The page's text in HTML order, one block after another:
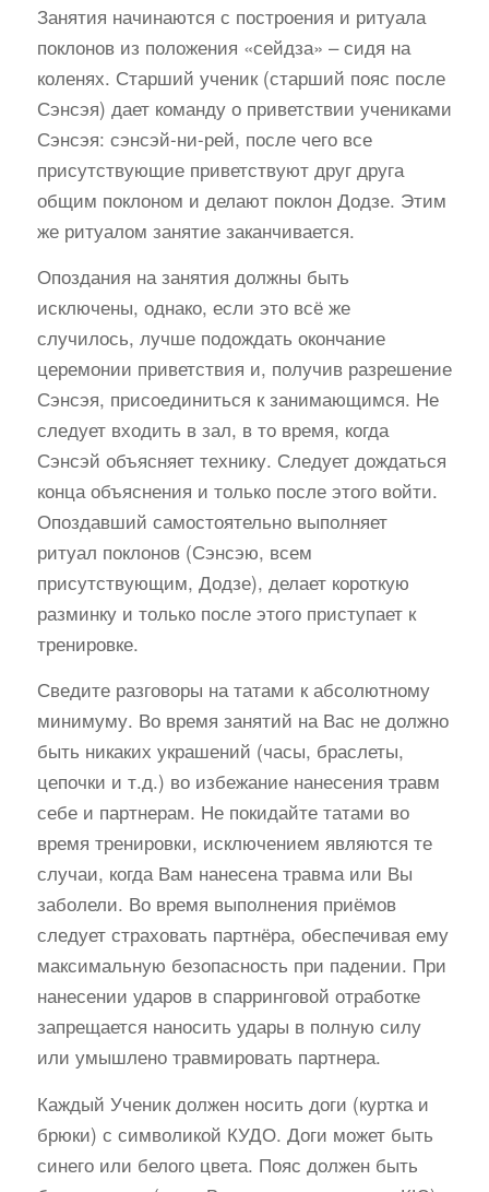
Занятия начинаются с построения и ритуала
поклонов из положения «сейдза» – сидя на
коленях. Старший ученик (старший пояс после
Сэнсэя) дает команду о приветствии учениками
Сэнсэя: сэнсэй-ни-рей, после чего все
присутствующие приветствуют друг друга
общим поклоном и делают поклон Додзе. Этим
же ритуалом занятие заканчивается.
Опоздания на занятия должны быть
исключены, однако, если это всё же
случилось, лучше подождать окончание
церемонии приветствия и, получив разрешение
Сэнсэя, присоединиться к занимающимся. Не
следует входить в зал, в то время, когда
Сэнсэй объясняет технику. Следует дождаться
конца объяснения и только после этого войти.
Опоздавший самостоятельно выполняет
ритуал поклонов (Сэнсэю, всем
присутствующим, Додзе), делает короткую
разминку и только после этого приступает к
тренировке.
Сведите разговоры на татами к абсолютному
минимуму. Во время занятий на Вас не должно
быть никаких украшений (часы, браслеты,
цепочки и т.д.) во избежание нанесения травм
себе и партнерам. Не покидайте татами во
время тренировки, исключением являются те
случаи, когда Вам нанесена травма или Вы
заболели. Во время выполнения приёмов
следует страховать партнёра, обеспечивая ему
максимальную безопасность при падении. При
нанесении ударов в спарринговой отработке
запрещается наносить удары в полную силу
или умышлено травмировать партнера.
Каждый Ученик должен носить доги (куртка и
брюки) с символикой КУДО. Доги может быть
синего или белого цвета. Пояс должен быть